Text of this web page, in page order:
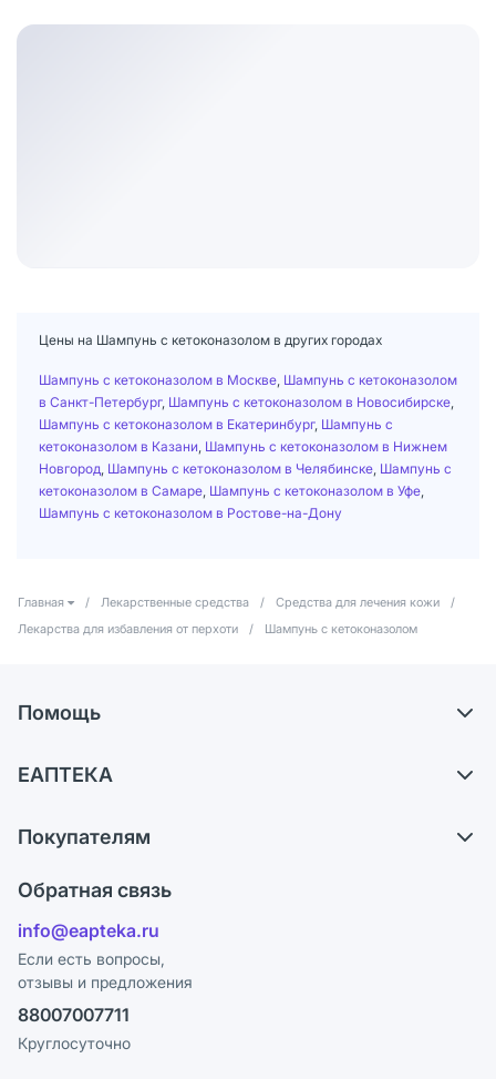
Цены на Шампунь с кетоконазолом в других городах
Шампунь с кетоконазолом в Москве Шампунь с кетоконазолом
в Санкт-Петербург, Шампунь с кетоконазолом в Новосибирске
Шампунь с кетоконазолом в Екатеринбург, Шампунь с
кетоконазолом в Казани Шампунь с кетоконазолом в Нижнем
Новгород Шампунь с кетоконазолом в Челябинске Шампунь с
кетоконазолом в Самаре Шампунь с кетоконазолом в Уфе
Шампунь с кетоконазолом в Ростове-на-Дону
Главная / Лекарственные средства / Средства для лечения кожи
/
Лекарства для избавления от перхоти
/ Шампунь с кетоконазолом
Помощь
Обмен и возврат
Блог
ЕАПТЕКА
Карьера
Поставщики
Лицензия
Реклама на сайте
Ваши товары на ЕАПТЕКЕ
Покупателям
Программа СберСпасибо
Политика конфиденциальности
Пользовательское соглашение
Политика рекомендаций
Обратная связь
info@eapteka.ru
Если есть вопросы,
отзывы и предложения
88007007711
Круглосуточно